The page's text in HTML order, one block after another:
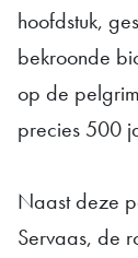
hoofdstuk,
bekroonde
op de
precies 500
Naast deze
Servaas, de